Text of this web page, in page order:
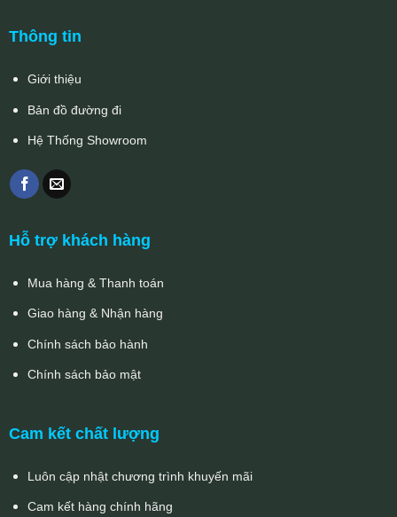
Thông tin
Giới thiệu
Bản đồ đường đi
Hệ Thống Showroom
Hỗ trợ khách hàng
Mua hàng & Thanh toán
Giao hàng & Nhận hàng
Chính sách bảo hành
Chính sách bảo mật
Cam kết chất lượng
Luôn cập nhật chương trình khuyến mãi
Cam kết hàng chính hãng